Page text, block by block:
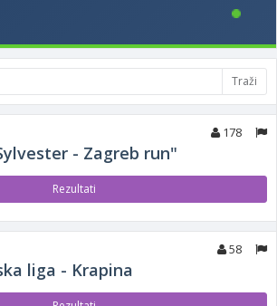
Traži
178
- Zagreb run"
Rezultati
58
liga - Krapina